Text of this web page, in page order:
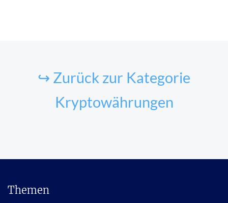
↪ Zurück zur Kategorie
Kryptowährungen
Themen